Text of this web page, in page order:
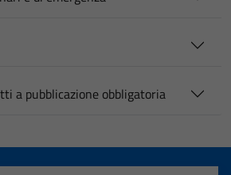
a pubblicazione obbligatoria